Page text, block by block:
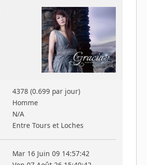
4378 (0.699 par jour)
Homme
N/A
Entre Tours et Loches
Mar 16 Juin 09 14:57:42